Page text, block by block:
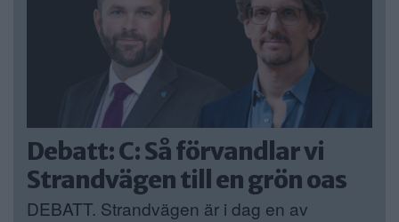
Debatt: C: Så förvandlar vi
Strandvägen till en grön oas
DEBATT. Strandvägen är i dag en av